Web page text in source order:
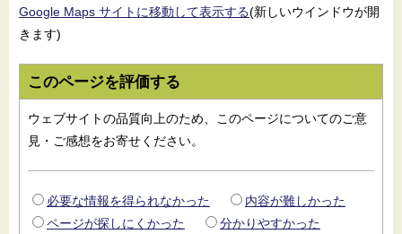
Google Maps サイトに移動して表示する(新しいウインドウが開
きます)
このページを評価する
ウェブサイトの品質向上のため、このページについてのご意
見・ご感想をお寄せください。
必要な情報を得られなかった
内容が難しかった
ページが探しにくかった
分かりやすかった